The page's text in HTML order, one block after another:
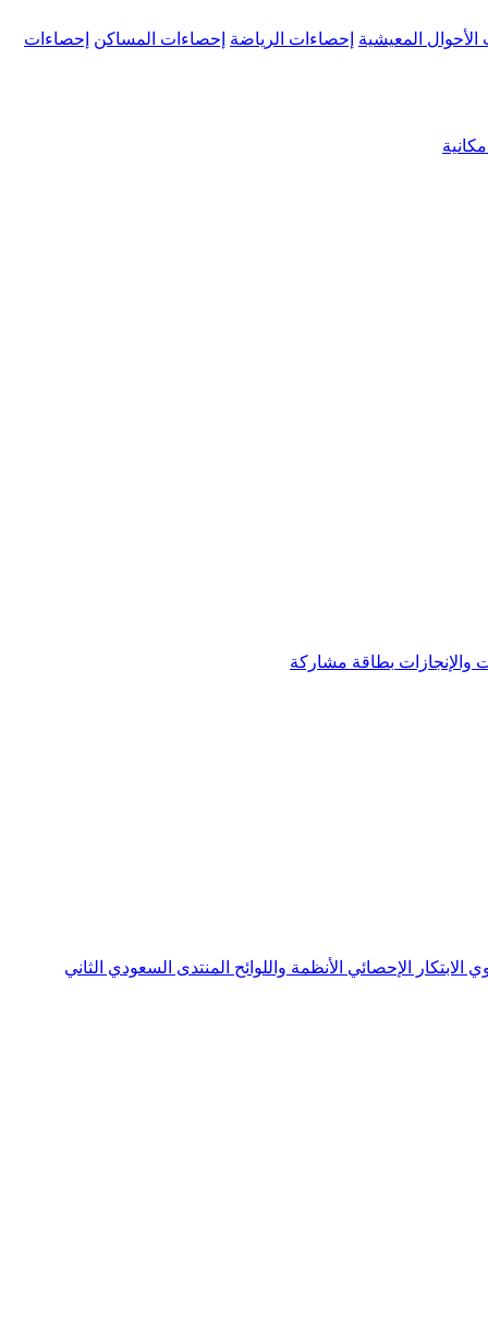
الأحوال المعيشية إحصاءات الرياضة إحصاءات المساكن إحصاءات
والإنجازات بطاقة مشاركة
الابتكار الإحصائي الأنظمة واللوائح المنتدى السعودي الثاني